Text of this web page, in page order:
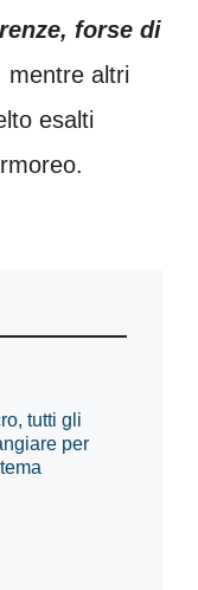
forse di
mentre altri
esalti
tutti gli
per